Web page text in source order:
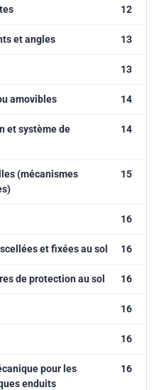
12
et angles 13
13
amovibles 14
et système de
14
(mécanismes
15
16
et fixées au sol 16
de protection au sol 16
16
16
pour les
enduits
16